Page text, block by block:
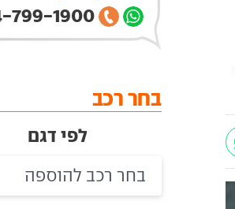
074-799-1900
בחר רכב
לפי דגם